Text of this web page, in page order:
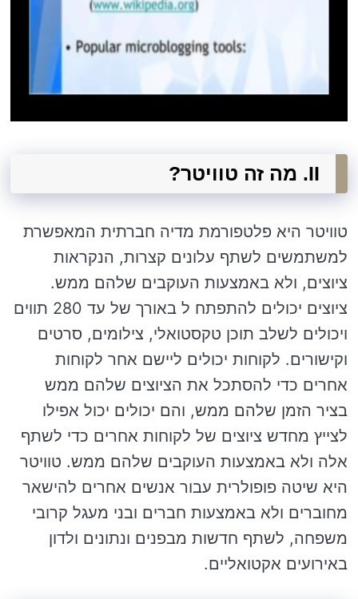
II. מה זה טוויטר?
טוויטר היא פלטפורמת מדיה חברתית המאפשרת
למשתמשים לשתף עלונים קצרות, הנקראות
ציוצים, ולא באמצעות העוקבים שלהם ממש.
ציוצים יכולים להתפתח ל באורך של עד 280 תווים
ויכולים לשלב תוכן טקסטואלי, צילומים, סרטים
וקישורים. לקוחות יכולים ליישם אחר לקוחות
אחרים כדי להסתכל את הציוצים שלהם ממש
בציר הזמן שלהם ממש, והם יכולים יכול אפילו
לצייץ מחדש ציוצים של לקוחות אחרים כדי לשתף
אלה ולא באמצעות העוקבים שלהם ממש. טוויטר
היא שיטה פופולרית עבור אנשים אחרים להישאר
מחוברים ולא באמצעות חברים ובני מעגל קרובי
משפחה, לשתף חדשות מבפנים ונתונים ולדון
באירועים אקטואליים.